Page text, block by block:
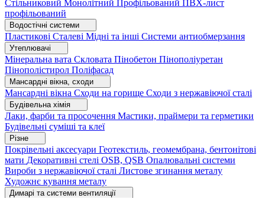
Стільниковий Монолітний Профільований ПВХ-лист
профільований
Водостічні системи
Пластикові Сталеві Мідні та інші Системи антиобмерзання
Утеплювачі
Мінеральна вата Скловата Пінобетон Пінополіуретан
Пінополістирол Поліфасад
Мансардні вікна, сходи
Мансардні вікна Сходи на горище Сходи з нержавіючої сталі
Будівельна хімія
Лаки, фарби та просочення Мастики, праймери та герметики
Будівельні суміші та клеї
Різне
Покрівельні аксесуари Геотекстиль, геомембрана, бентонітові
мати Декоративні стелі OSB, QSB Опалювальні системи
Вироби з нержавіючої сталі Листове згинання металу
Художнє кування металу
Димарі та системи вентиляції